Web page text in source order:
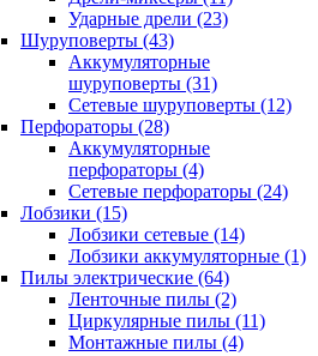
Ударные дрели (23)
Шуруповерты (43)
Аккумуляторные
шуруповерты (31)
Сетевые шуруповерты (12)
Перфораторы (28)
Аккумуляторные
перфораторы (4)
Сетевые перфораторы (24)
Лобзики (15)
Лобзики сетевые (14)
Лобзики аккумуляторные (1)
Пилы электрические (64)
Ленточные пилы (2)
Циркулярные пилы (11)
Монтажные пилы (4)